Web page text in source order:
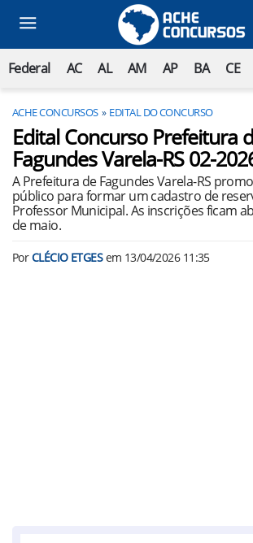
Federal AC AL AM AP BA CE
ACHE CONCURSOS EDITAL DO CONCURSO
Edital Concurso Prefeitura
Fagundes Varela-RS 02-
A Prefeitura de Fagundes Varela-RS
público para formar um cadastro de
Professor Municipal. As inscrições ficam
de maio.
PorCLÉCIO ETGESem 13/04/2026 11:35